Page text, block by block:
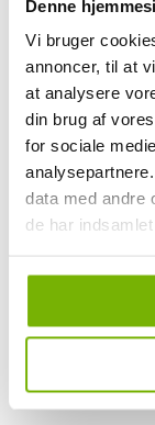
Denne
Vi bruger
annoncer, til at
at analysere
din brug af
for sociale
data med andre
de har